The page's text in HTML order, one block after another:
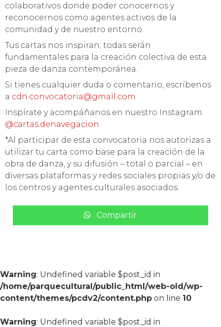
colaborativos donde poder conocernos y
reconocernos como agentes activos de la
comunidad y de nuestro entorno.
Tus cartas nos inspiran; todas serán
fundamentales para la creación colectiva de esta
pieza de danza contemporánea.
Si tienes cualquier duda o comentario, escríbenos
a cdn.convocatoria@gmail.com
Inspírate y acompáñanos en nuestro Instagram:
@cartas.denavegacion
*Al participar de esta convocatoria nos autorizas a
utilizar tu carta como base para la creación de la
obra de danza, y su difusión – total o parcial – en
diversas plataformas y redes sociales propias y/o de
los centros y agentes culturales asociados.
Compartir
Warning: Undefined variable $post_id in
/home/parquecultural/public_html/web-old/wp-
content/themes/pcdv2/content.php on line 10
Warning: Undefined variable $post_id in